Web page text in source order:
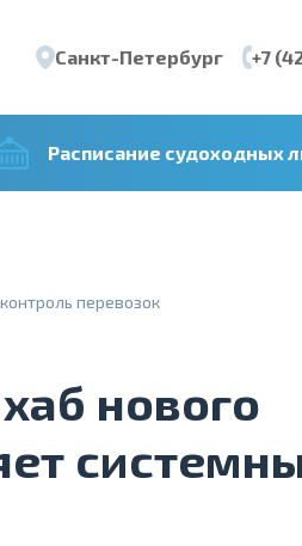
Санкт-Петербург +7
Расписание судоходных
перевозок
нового